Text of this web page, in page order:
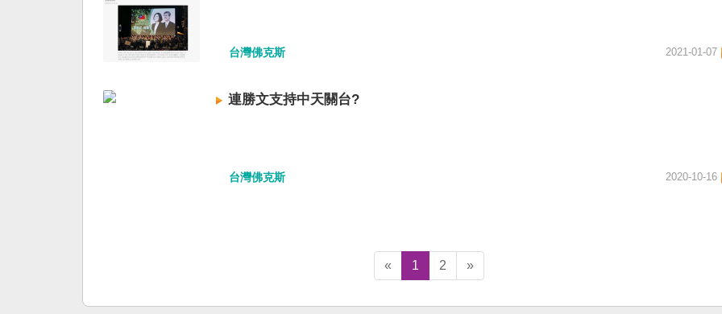
台灣佛克斯 2021-01-07
連勝文支持中天關台?
台灣佛克斯 2020-10-16
« 1 2 »